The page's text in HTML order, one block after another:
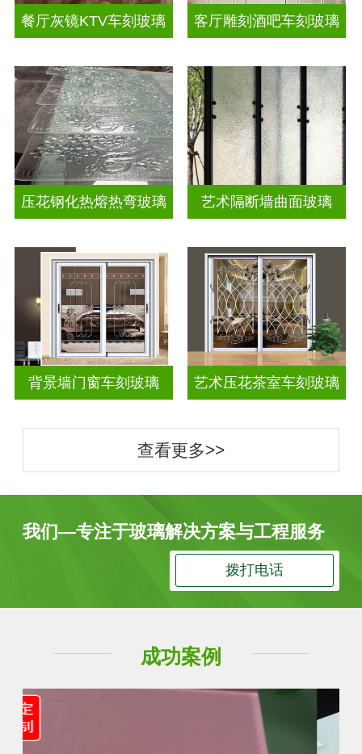
餐厅灰镜KTV车刻玻璃 客厅雕刻酒吧车刻玻璃
压花钢化热熔热弯玻璃 艺术隔断墙曲面玻璃
背景墙门窗车刻玻璃 艺术压花茶室车刻玻璃
查看更多>>
我们—专注于玻璃解决方案与工程服务
拨打电话
成功案例